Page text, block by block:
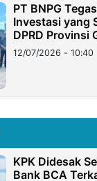
PT BNPG
Investasi yang
DPRD Provinsi
12/07/2026 - 10:40
KPK Didesak
Bank BCA